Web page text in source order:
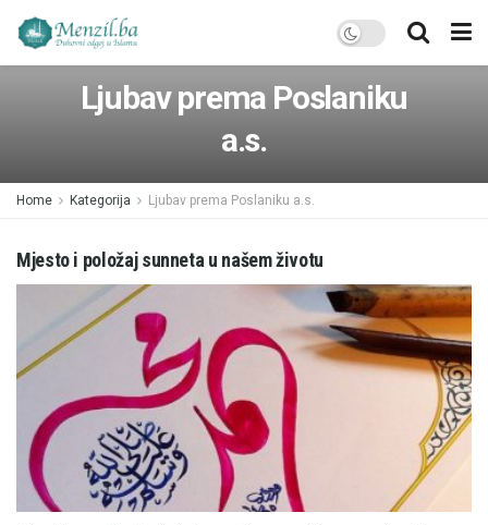
Ljubav prema Poslaniku
a.s.
Home Kategorija Ljubav prema Poslaniku a.s.
Mjesto i položaj sunneta u našem životu